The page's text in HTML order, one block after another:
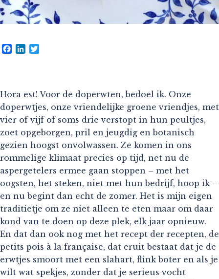
Facebook
LinkedIn
Hora est! Voor de doperwten, bedoel ik. Onze
doperwtjes, onze vriendelijke groene vriendjes, met
vier of vijf of soms drie verstopt in hun peultjes,
zoet opgeborgen, pril en jeugdig en botanisch
gezien hoogst onvolwassen. Ze komen in ons
rommelige klimaat precies op tijd, net nu de
aspergetelers ermee gaan stoppen – met het
oogsten, het steken, niet met hun bedrijf, hoop ik –
en nu begint dan echt de zomer. Het is mijn eigen
traditietje om ze niet alleen te eten maar om daar
kond van te doen op deze plek, elk jaar opnieuw.
En dat dan ook nog met het recept der recepten, de
petits pois à la française, dat eruit bestaat dat je de
erwtjes smoort met een slahart, flink boter en als je
wilt wat spekjes, zonder dat je serieus vocht